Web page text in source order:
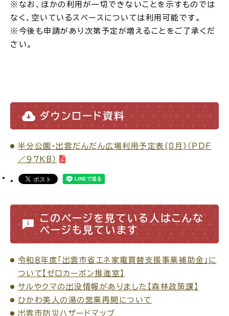
ふるさと納税
妊娠・出産 子育て
高齢者・介護
※なお、ほかの利用が一切できないことを示すものでは
なく、空いているスペースについては利用可能です。
※今後も申請があり次第予定が増えることをご了承くだ
さい。
ダウンロード資料
半分公園・出雲だんだん広場利用予定表(8月)（PDF
／97KB）
このページを見ている人はこんな
ページも見ています
令和８年度「出雲市省エネ家電買替支援事業補助金」に
ついて【ゼロカーボン推進室】
サルやクマの出没情報がありました【森林政策課】
ひかわ美人の湯の営業再開について
出雲市防災ハザードマップ